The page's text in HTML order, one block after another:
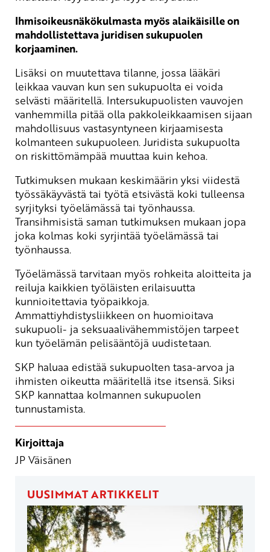
Ihmisoikeusnäkökulmasta myös alaikäisille on
mahdollistettava juridisen sukupuolen
korjaaminen.
Lisäksi on muutettava tilanne, jossa lääkäri
leikkaa vauvan kun sen sukupuolta ei voida
selvästi määritellä. Intersukupuolisten vauvojen
vanhemmilla pitää olla pakkoleikkaamisen sijaan
mahdollisuus vastasyntyneen kirjaamisesta
kolmanteen sukupuoleen. Juridista sukupuolta
on riskittömämpää muuttaa kuin kehoa.
Tutkimuksen mukaan keskimäärin yksi viidestä
työssäkäyvästä tai työtä etsivästä koki tulleensa
syrjityksi työelämässä tai työnhaussa.
Transihmisistä saman tutkimuksen mukaan jopa
joka kolmas koki syrjintää työelämässä tai
työnhaussa.
Työelämässä tarvitaan myös rohkeita aloitteita ja
reiluja kaikkien työläisten erilaisuutta
kunnioitettavia työpaikkoja.
Ammattiyhdistysliikkeen on huomioitava
sukupuoli- ja seksuaalivähemmistöjen tarpeet
kun työelämän pelisääntöjä uudistetaan.
SKP haluaa edistää sukupuolten tasa-arvoa ja
ihmisten oikeutta määritellä itse itsensä. Siksi
SKP kannattaa kolmannen sukupuolen
tunnustamista.
Kirjoittaja
JP Väisänen
UUSIMMAT ARTIKKELIT